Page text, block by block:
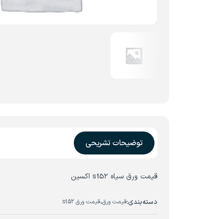
توضیحات تشریحی
قیمت ورق سیاه st52 اکسین
دسته‌بندی:قیمت ورق،قیمت ورق st52